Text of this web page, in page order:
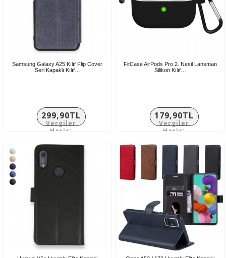
Samsung Galaxy A25 Kılıf Flip Cover
Seri Kapaklı Kılıf…
299,90TL
Vergiler
Hariç:
FitCase AirPods Pro 2. Nesil Lansman
Silikon Kılıf…
179,90TL
Vergiler
Hariç: